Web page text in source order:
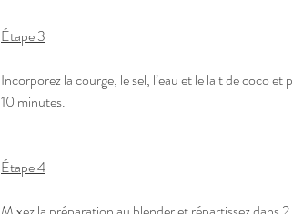
Étape 3
Incorporez la courge, le sel, l’eau et le lait de coco
10 minutes.
Étape 4